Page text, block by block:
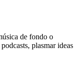
de fondo o
plasmar ideas